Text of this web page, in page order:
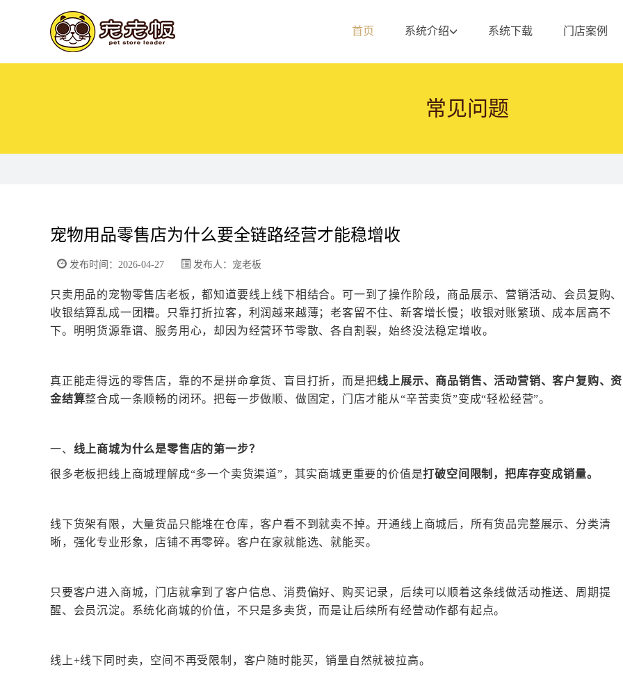
首页 系统介绍 系统下载 门店案例
常见问题
宠物用品零售店为什么要全链路经营才能稳增收
发布时间：2026-04-27 发布人：宠老板
只卖用品的宠物零售店老板，都知道要线上线下相结合。可一到了操作阶段，商品展示、营销活动、会员复购、
收银结算乱成一团糟。只靠打折拉客，利润越来越薄；老客留不住、新客增长慢；收银对账繁琐、成本居高不
下。明明货源靠谱、服务用心，却因为经营环节零散、各自割裂，始终没法稳定增收。
真正能走得远的零售店，靠的不是拼命拿货、盲目打折，而是把线上展示、商品销售、活动营销、客户复购、资
金结算整合成一条顺畅的闭环。把每一步做顺、做固定，门店才能从“辛苦卖货”变成“轻松经营”。
一、 线上商城为什么是零售店的第一步？
很多老板把线上商城理解成“多一个卖货渠道”，其实商城更重要的价值是打破空间限制，把库存变成销量。
线下货架有限，大量货品只能堆在仓库，客户看不到就卖不掉。开通线上商城后，所有货品完整展示、分类清
晰，强化专业形象，店铺不再零碎。客户在家就能选、就能买。
只要客户进入商城，门店就拿到了客户信息、消费偏好、购买记录，后续可以顺着这条线做活动推送、周期提
醒、会员沉淀。系统化商城的价值，不只是多卖货，而是让后续所有经营动作都有起点。
线上+线下同时卖，空间不再受限制，客户随时能买，销量自然就被拉高。